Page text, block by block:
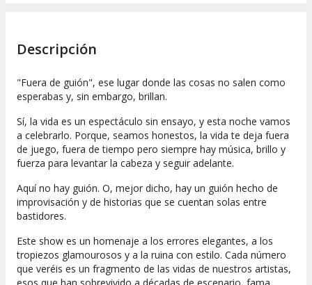
Descripción
"Fuera de guión", ese lugar donde las cosas no salen como
esperabas y, sin embargo, brillan.
Sí, la vida es un espectáculo sin ensayo, y esta noche vamos
a celebrarlo. Porque, seamos honestos, la vida te deja fuera
de juego, fuera de tiempo pero siempre hay música, brillo y
fuerza para levantar la cabeza y seguir adelante.
Aquí no hay guión. O, mejor dicho, hay un guión hecho de
improvisación y de historias que se cuentan solas entre
bastidores.
Este show es un homenaje a los errores elegantes, a los
tropiezos glamourosos y a la ruina con estilo. Cada número
que veréis es un fragmento de las vidas de nuestros artistas,